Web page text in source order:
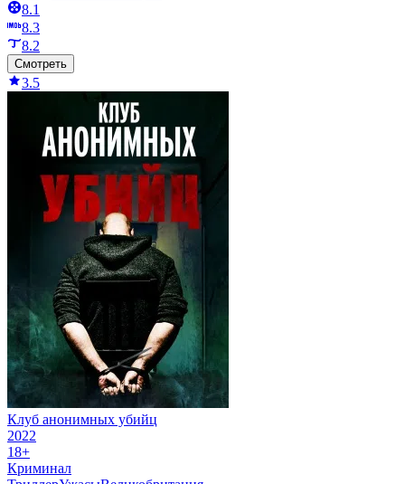
8.1
8.3
8.2
Смотреть
3.5
Клуб анонимных убийц
2022
18+
Криминал